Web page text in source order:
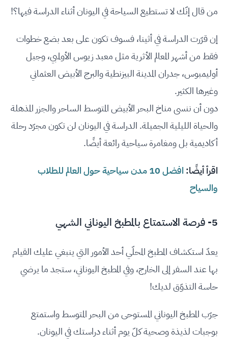
من قال إنّك لا تستطيع السياحة في اليونان أثناء الدراسة فيها؟!
إن قرّرت الدراسة في أثينا، فسوف تكون على بعد بضع خطوات
فقط من أشهر المعالم الأثرية مثل معبد زيوس الأولمبي، وجبل
أوليمبوس، جدران المدينة البيزنطية والبرج الأبيض العثماني
وغيرها الكثير.
دون أن ننسى مناخ البحر الأبيض المتوسط الساحر والجزر المذهلة
والحياة الليلية الجميلة. الدراسة في اليونان لن تكون مجرّد رحلة
أكاديمية بل ومغامرة سياحية رائعة أيضًا.
اقرأ أيضًا:
افضل 10 مدن سياحية حول العالم للطلاب
والسياح
5- فرصة الاستمتاع بالمطبخ اليوناني الشهي
يعدّ استكشاف المطبخ المحلّي أحد الأمور التي ينبغي عليك القيام
بها عند السفر إلى الخارج، وفي المطبخ اليوناني، ستجد ما يرضي
حاسة التذوّق لديك!
جرّب المطبخ اليوناني المستوحى من البحر المتوسط واستمتع
بوجبات لذيذة وصحية كلّ يوم أثناء دراستك في اليونان.